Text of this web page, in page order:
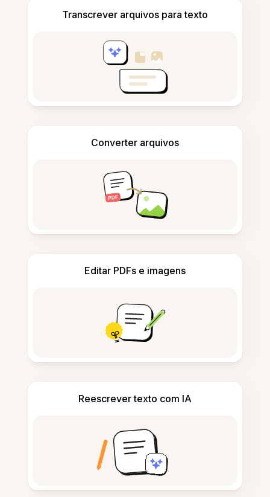
Transcrever arquivos para texto
Converter arquivos
Editar PDFs e imagens
Reescrever texto com IA